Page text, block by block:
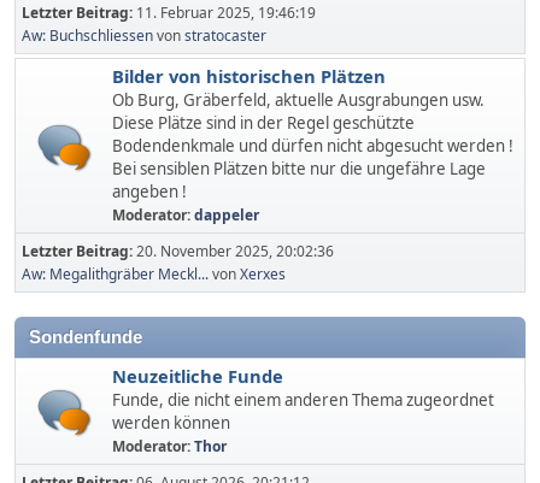
Letzter Beitrag: 11. Februar 2025, 19:46:19
Aw: Buchschliessenvonstratocaster
Bilder von historischen Plätzen
Ob Burg, Gräberfeld, aktuelle Ausgrabungen usw.
Diese Plätze sind in der Regel geschützte
Bodendenkmale und dürfen nicht abgesucht werden !
Bei sensiblen Plätzen bitte nur die ungefähre Lage
angeben !
Moderator:dappeler
Letzter Beitrag:20. November 2025, 20:02:36
Aw: Megalithgräber Meckl...vonXerxes
Sondenfunde
Neuzeitliche Funde
Funde, die nicht einem anderen Thema zugeordnet
werden können
Moderator:Thor